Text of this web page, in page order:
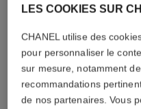
LES COOKIES SUR
CHANEL utilise des
pour personnaliser le
sur mesure, notamment
recommandations
de nos partenaires. Vous